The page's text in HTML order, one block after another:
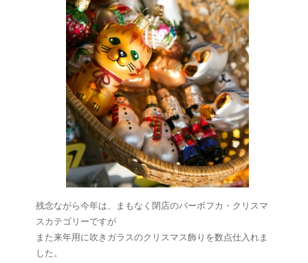
残念ながら今年は、まもなく閉店のバーボフカ・クリスマ
スカテゴリーですが
また来年用に吹きガラスのクリスマス飾りを数点仕入れま
した。